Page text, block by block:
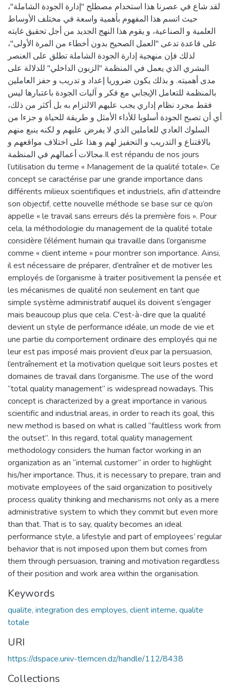
لقد شاع في عصرنا هذا استخدام مصطلح "إدارة الجودة الشاملة"،
حيث اتسم هذا المفهوم بأهمية واسعة في مختلف الأوساط
العلمية و الصناعية، و يقوم هذا النهج الجديد من أجل تحقيق غايته
على قاعدة تدعى "العمل الصحيح بدون أخطاء من المرة الأولى"،
لذلك فإن منهجية إدارة الجودة الشاملة تطلق على العنصر
البشري الذي يعمل في المنظمة "الزبون الداخلي" للدلالة على
مدى أهميته. و بذلك يكون ضروريا إعداد و تدريب و حفز العاملين
بالمنظمة للتعامل الإيجابي مع فكر و آليات الجودة باعتبارها ليس
فقط مجرد نظام إداري يجب عليهم الالتزام به بل أكثر من ذلك،
أي أن تصبح الجودة أسلوبا للأداء الأمثل و طريقة للحياة و جزءا من
السلوك العادي للعاملين الذي لا يفرض عليهم و لكنه ينبع منهم
بالاقتناع و التدريب و التحفيز لهم و هذا على اختلاف مواقعهم و
مجالات أعمالهم في المنظمة.Il est répandu de nos jours
l’utilisation du terme « Management de la qualité totale». Ce
concept se caractérise par une grande importance dans
différents milieux scientifiques et industriels, afin d’atteindre
son objectif, cette nouvelle méthode se base sur ce qu’on
appelle « le travail sans erreurs dés la première fois ». Pour
cela, la méthodologie du management de la qualité totale
considère l’élément humain qui travaille dans l’organisme
comme « client interne » pour montrer son importance. Ainsi,
il est nécessaire de préparer, d’entraîner et de motiver les
employés de l’organisme à traiter positivement la pensée et
les mécanismes de qualité non seulement en tant que
simple système administratif auquel ils doivent s’engager
mais beaucoup plus que cela. C'est-à-dire que la qualité
devient un style de performance idéale, un mode de vie et
une partie du comportement ordinaire des employés qui ne
leur est pas imposé mais provient d’eux par la persuasion,
l’entraînement et la motivation quelque soit leurs postes et
domaines de travail dans l’organisme. The use of the word
“total quality management” is widespread nowadays. This
concept is characterized by a great importance in various
scientific and industrial areas, in order to reach its goal, this
new method is based on what is called “faultless work from
the outset”. In this regard, total quality management
methodology considers the human factor working in an
organization as an “internal customer” in order to highlight
his/her importance. Thus, it is necessary to prepare, train and
motivate employees of the said organization to positively
process quality thinking and mechanisms not only as a mere
administrative system to which they commit but even more
than that. That is to say, quality becomes an ideal
performance style, a lifestyle and part of employees’ regular
behavior that is not imposed upon them but comes from
them through persuasion, training and motivation regardless
of their position and work area within the organisation.
Keywords
qualite, integration des employes, client interne, qualite
totale
URI
https://dspace.univ-tlemcen.dz/handle/112/8438
Collections